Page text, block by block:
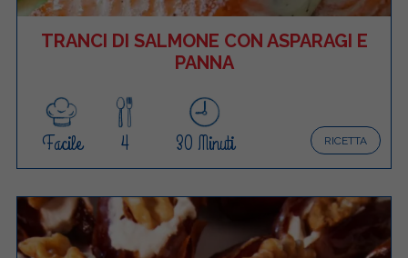
TRANCI DI SALMONE CON ASPARAGI E
PANNA
RICETTA
Facile 4 30 Minuti